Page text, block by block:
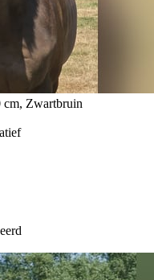
cm, Zwartbruin